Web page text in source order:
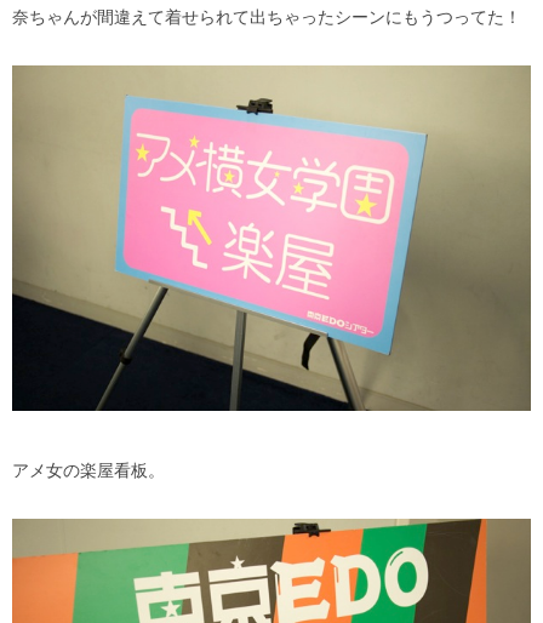
奈ちゃんが間違えて着せられて出ちゃったシーンにもうつってた！
アメ女の楽屋看板。